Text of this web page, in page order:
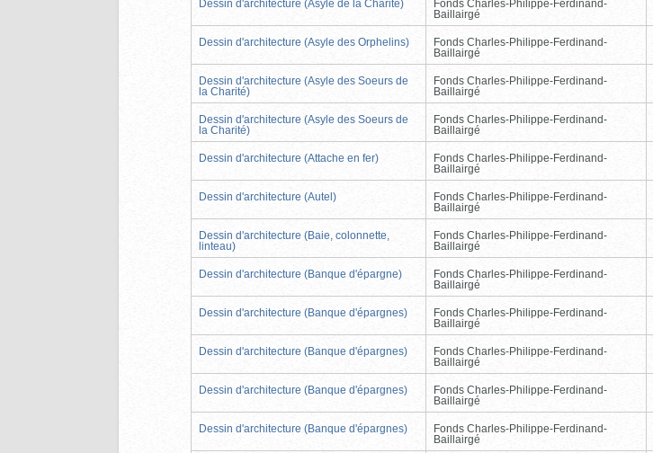
Dessin d'architecture (Asyle de la Charité)
Fonds Charles-Philippe-Ferdinand-
Baillairgé
Dessin d'architecture (Asyle des Orphelins)
Fonds Charles-Philippe-Ferdinand-
Baillairgé
Dessin d'architecture (Asyle des Soeurs de
la Charité)
Fonds Charles-Philippe-Ferdinand-
Baillairgé
Dessin d'architecture (Asyle des Soeurs de
la Charité)
Fonds Charles-Philippe-Ferdinand-
Baillairgé
Dessin d'architecture (Attache en fer)
Fonds Charles-Philippe-Ferdinand-
Baillairgé
Dessin d'architecture (Autel)
Fonds Charles-Philippe-Ferdinand-
Baillairgé
Dessin d'architecture (Baie, colonnette,
linteau)
Fonds Charles-Philippe-Ferdinand-
Baillairgé
Dessin d'architecture (Banque d'épargne)
Fonds Charles-Philippe-Ferdinand-
Baillairgé
Dessin d'architecture (Banque d'épargnes)
Fonds Charles-Philippe-Ferdinand-
Baillairgé
Dessin d'architecture (Banque d'épargnes)
Fonds Charles-Philippe-Ferdinand-
Baillairgé
Dessin d'architecture (Banque d'épargnes)
Fonds Charles-Philippe-Ferdinand-
Baillairgé
Dessin d'architecture (Banque d'épargnes)
Fonds Charles-Philippe-Ferdinand-
Baillairgé